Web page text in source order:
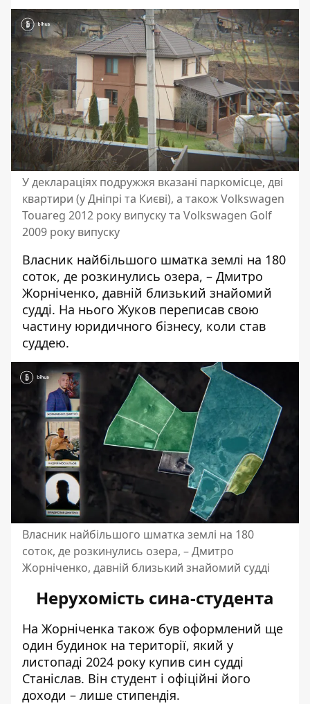
У деклараціях подружжя вказані паркомісце, дві
квартири (у Дніпрі та Києві), а також Volkswagen
Touareg 2012 року випуску та Volkswagen Golf
2009 року випуску
Власник найбільшого шматка землі на 180
соток, де розкинулись озера, – Дмитро
Жорніченко, давній близький знайомий
судді. На нього Жуков переписав свою
частину юридичного бізнесу, коли став
суддею.
Власник найбільшого шматка землі на 180
соток, де розкинулись озера, – Дмитро
Жорніченко, давній близький знайомий судді
Нерухомість сина-студента
На Жорніченка також був оформлений ще
один будинок на території, який у
листопаді 2024 року купив син судді
Станіслав. Він студент і офіційні його
доходи – лише стипендія.